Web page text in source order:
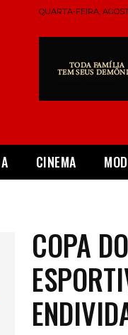
QUARTA-FEIRA,
CINEMA
COPA